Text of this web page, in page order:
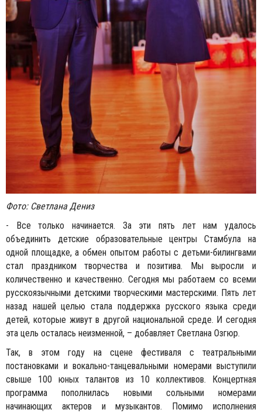
Фото: Светлана Дениз
- Все только начинается. За эти пять лет нам удалось
объединить детские образовательные центры Стамбула на
одной площадке, а обмен опытом работы с детьми-билингвами
стал праздником творчества и позитива. Мы выросли и
количественно и качественно. Сегодня мы работаем со всеми
русскоязычными детскими творческими мастерскими. Пять лет
назад нашей целью стала поддержка русского языка среди
детей, которые живут в другой национальной среде. И сегодня
эта цель осталась неизменной, – добавляет Светлана Озгюр.
Так, в этом году на сцене фестиваля с театральными
постановками и вокально-танцевальными номерами выступили
свыше 100 юных талантов из 10 коллективов. Концертная
программа пополнилась новыми сольными номерами
начинающих актеров и музыкантов. Помимо исполнения